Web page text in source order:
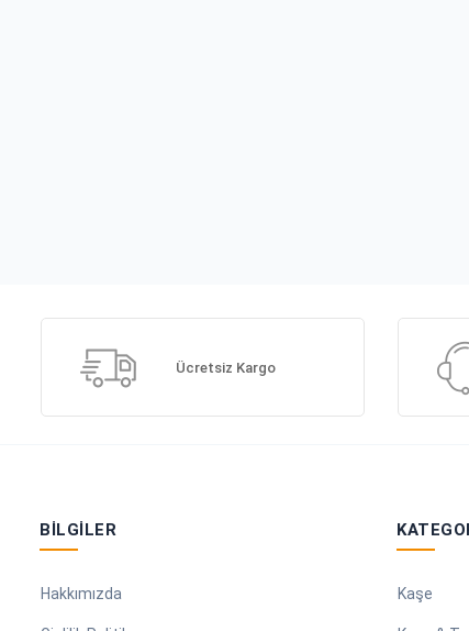
Ücretsiz Kargo
BILGILER
Hakkımızda Kaşe